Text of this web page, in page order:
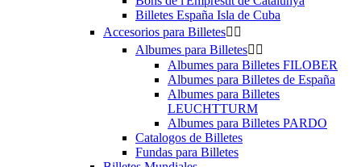
Billetes España Isla de Cuba
Accesorios para Billetes 
Albumes para Billetes 
Albumes para Billetes FILOBER
Albumes para Billetes de España
Albumes para Billetes
LEUCHTTURM
Albumes para Billetes PARDO
Catalogos de Billetes
Fundas para Billetes